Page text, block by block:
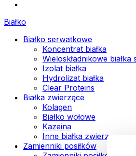
Białko
Białko serwatkowe
Koncentrat białka
Wieloskładnikowe białka
Izolat białka
Hydrolizat białka
Clear Proteins
Białka zwierzęce
Kolagen
Białko wołowe
Kazeina
Inne białka zwierzęce
Zamienniki posiłków